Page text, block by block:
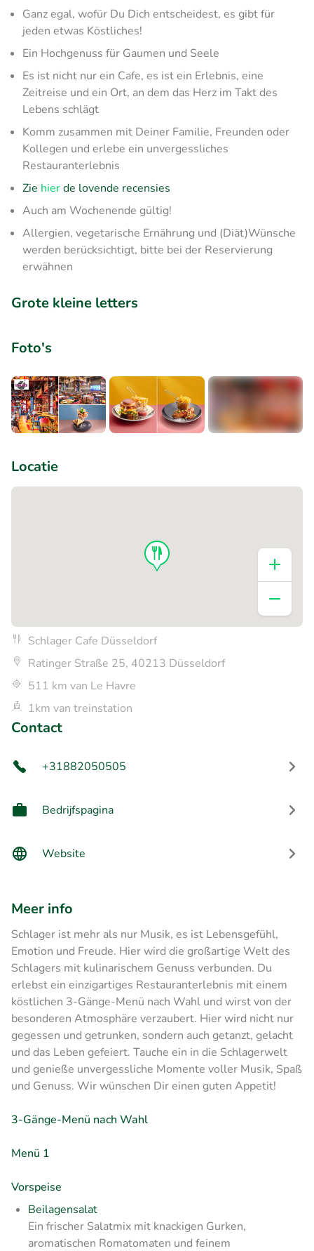
Ganz egal, wofür Du Dich entscheidest, es gibt für
jeden etwas Köstliches!
Ein Hochgenuss für Gaumen und Seele
Es ist nicht nur ein Cafe, es ist ein Erlebnis, eine
Zeitreise und ein Ort, an dem das Herz im Takt des
Lebens schlägt
Komm zusammen mit Deiner Familie, Freunden oder
Kollegen und erlebe ein unvergessliches
Restauranterlebnis
Zie hierde lovende recensies
Auch am Wochenende gültig!
Allergien, vegetarische Ernährung und (Diät)Wünsche
werden berücksichtigt, bitte bei der Reservierung
erwähnen
Grote kleine letters
Foto's
Locatie
Schlager Cafe Düsseldorf
Ratinger Straße 25, 40213 Düsseldorf
511 km van Le Havre
1km van treinstation
Contact
+31882050505
Bedrijfspagina
Website
Meer info
Schlager ist mehr als nur Musik, es ist Lebensgefühl,
Emotion und Freude. Hier wird die großartige Welt des
Schlagers mit kulinarischem Genuss verbunden. Du
erlebst ein einzigartiges Restauranterlebnis mit einem
köstlichen 3-Gänge-Menü nach Wahl und wirst von der
besonderen Atmosphäre verzaubert. Hier wird nicht nur
gegessen und getrunken, sondern auch getanzt, gelacht
und das Leben gefeiert. Tauche ein in die Schlagerwelt
und genieße unvergessliche Momente voller Musik, Spaß
und Genuss. Wir wünschen Dir einen guten Appetit!
3-Gänge-Menü nach Wahl
Menü 1
Vorspeise
Beilagensalat
Ein frischer Salatmix mit knackigen Gurken,
aromatischen Romatomaten und feinem